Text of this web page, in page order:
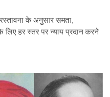
के अनुसार समता,
हर स्तर पर न्याय प्रदान करने